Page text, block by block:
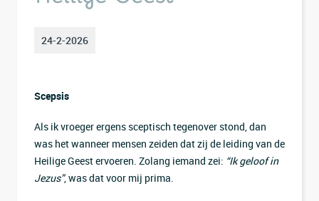
24-2-2026
Scepsis
Als ik vroeger ergens sceptisch tegenover stond, dan
was het wanneer mensen zeiden dat zij de leiding van de
Heilige Geest ervoeren. Zolang iemand zei: “Ik geloof in
Jezus”, was dat voor mij prima.